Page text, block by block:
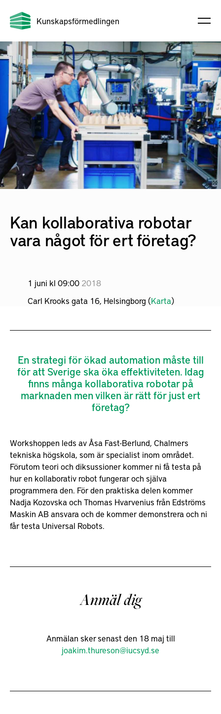
Kunskapsförmedlingen
Kan kollaborativa robotar
vara något för ert företag?
1 juni kl 09:00 2018
Carl Krooks gata 16, Helsingborg (Karta)
En strategi för ökad automation måste till
för att Sverige ska öka effektiviteten. Idag
finns många kollaborativa robotar på
marknaden men vilken är rätt för just ert
företag?
Workshoppen leds av Åsa Fast-Berlund, Chalmers
tekniska högskola, som är specialist inom området.
Förutom teori och diksussioner kommer ni få testa på
hur en kollaborativ robot fungerar och själva
programmera den. För den praktiska delen kommer
Nadja Kozovska och Thomas Hvarvenius från Edströms
Maskin AB ansvara och de kommer demonstrera och ni
får testa Universal Robots.
Anmäl dig
Anmälan sker senast den 18 maj till
joakim.thureson@iucsyd.se